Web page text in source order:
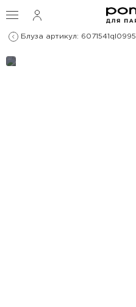
Блуза артикул: 6071541ql0995